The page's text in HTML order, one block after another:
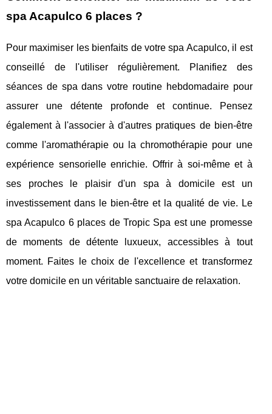
spa Acapulco 6 places ?
Pour maximiser les bienfaits de votre spa Acapulco, il est
conseillé de l'utiliser régulièrement. Planifiez des
séances de spa dans votre routine hebdomadaire pour
assurer une détente profonde et continue. Pensez
également à l'associer à d'autres pratiques de bien-être
comme l'aromathérapie ou la chromothérapie pour une
expérience sensorielle enrichie. Offrir à soi-même et à
ses proches le plaisir d'un spa à domicile est un
investissement dans le bien-être et la qualité de vie. Le
spa Acapulco 6 places de Tropic Spa est une promesse
de moments de détente luxueux, accessibles à tout
moment. Faites le choix de l'excellence et transformez
votre domicile en un véritable sanctuaire de relaxation.